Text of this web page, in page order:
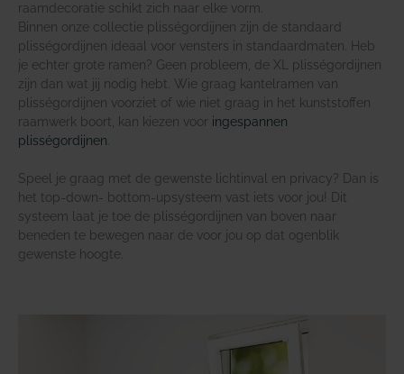
raamdecoratie schikt zich naar elke vorm.
Binnen onze collectie plisségordijnen zijn de standaard
plisségordijnen ideaal voor vensters in standaardmaten. Heb
je echter grote ramen? Geen probleem, de XL plisségordijnen
zijn dan wat jij nodig hebt. Wie graag kantelramen van
plisségordijnen voorziet of wie niet graag in het kunststoffen
raamwerk boort, kan kiezen voor ingespannen
plisségordijnen.
Speel je graag met de gewenste lichtinval en privacy? Dan is
het top-down- bottom-upsysteem vast iets voor jou! Dit
systeem laat je toe de plisségordijnen van boven naar
beneden te bewegen naar de voor jou op dat ogenblik
gewenste hoogte.